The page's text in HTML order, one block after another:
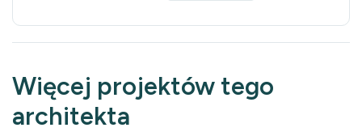
Więcej projektów tego
architekta